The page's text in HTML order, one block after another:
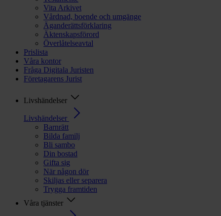
Vita Arkivet
Vårdnad, boende och umgänge
Äganderättsförklaring
Äktenskapsförord
Överlåtelseavtal
Prislista
Våra kontor
Fråga Digitala Juristen
Företagarens Jurist
Livshändelser
Livshändelser
Barnrätt
Bilda familj
Bli sambo
Din bostad
Gifta sig
När någon dör
Skiljas eller separera
Trygga framtiden
Våra tjänster